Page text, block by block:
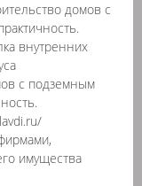
домов с
внутренних
с подземным
имущества